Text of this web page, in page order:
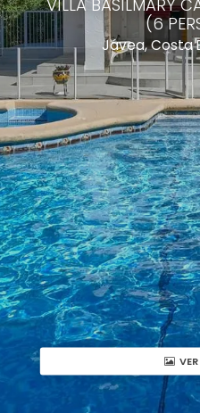
VILLA BASILMARY
(6
Jávea, Costa